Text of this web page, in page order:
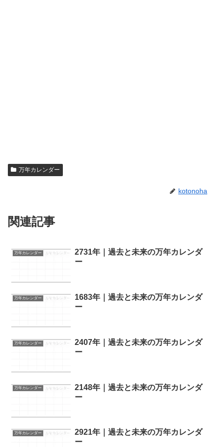
万年カレンダー
kotonoha
関連記事
万年カレンダー
2731年｜過去と未来の万年カレンダ
ー
万年カレンダー
1683年｜過去と未来の万年カレンダ
ー
万年カレンダー
2407年｜過去と未来の万年カレンダ
ー
万年カレンダー
2148年｜過去と未来の万年カレンダ
ー
万年カレンダー
2921年｜過去と未来の万年カレンダ
ー